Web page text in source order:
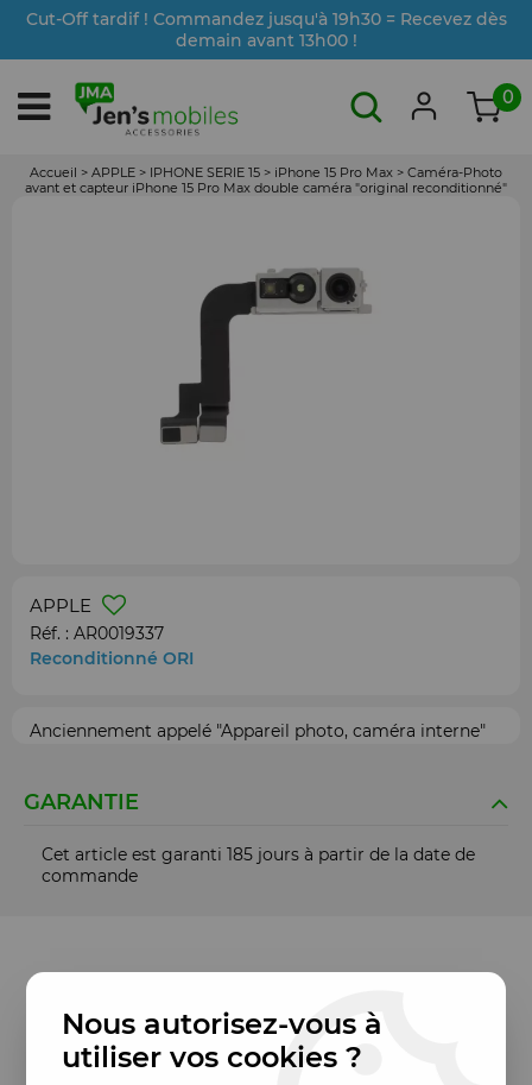
Cut-Off tardif ! Commandez jusqu'à 19h30 = Recevez dès
demain avant 13h00 !
0
Accueil > APPLE > IPHONE SERIE 15 > iPhone 15 Pro Max > Caméra-Photo
avant et capteur iPhone 15 Pro Max double caméra "original reconditionné"
APPLE
Réf. : AR0019337
Reconditionné ORI
Anciennement appelé "Appareil photo, caméra interne"
GARANTIE
Cet article est garanti 185 jours à partir de la date de
commande
Nous autorisez-vous à
utiliser vos cookies ?